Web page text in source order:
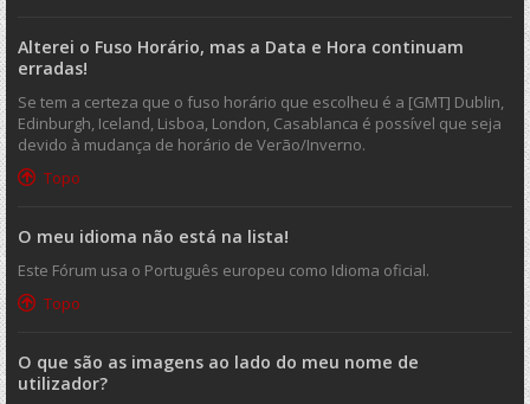
Alterei o Fuso Horário, mas a Data e Hora continuam
erradas!
Se tem a certeza que o fuso horário que escolheu é a [GMT] Dublin,
Edinburgh, Iceland, Lisboa, London, Casablanca é possível que seja
devido à mudança de horário de Verão/Inverno.
Topo
O meu idioma não está na lista!
Este Fórum usa o Português europeu como Idioma oficial.
Topo
O que são as imagens ao lado do meu nome de
utilizador?